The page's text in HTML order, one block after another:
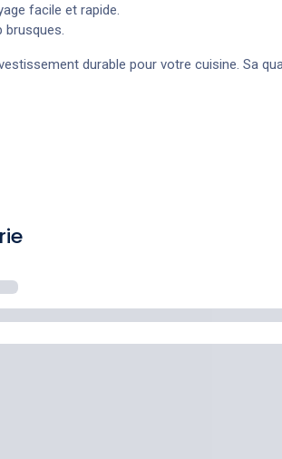
facile et rapide.
brusques.
durable pour votre cuisine. Sa